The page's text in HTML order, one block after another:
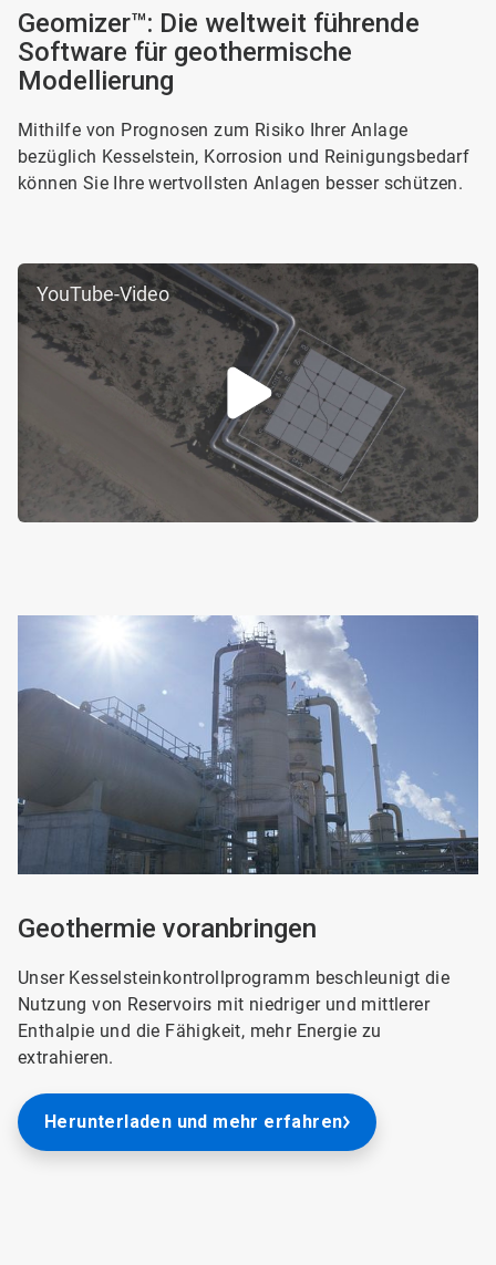
vonGeomizer™: Die weltweit führende
Software für geothermische
Modellierung
Mithilfe von Prognosen zum Risiko Ihrer Anlage
bezüglich Kesselstein, Korrosion und Reinigungsbedarf
können Sie Ihre wertvollsten Anlagen besser schützen.
YouTube-Video
Geothermie voranbringen
Unser Kesselsteinkontrollprogramm beschleunigt die
Nutzung von Reservoirs mit niedriger und mittlerer
Enthalpie und die Fähigkeit, mehr Energie zu
extrahieren.
Herunterladen und mehr erfahren